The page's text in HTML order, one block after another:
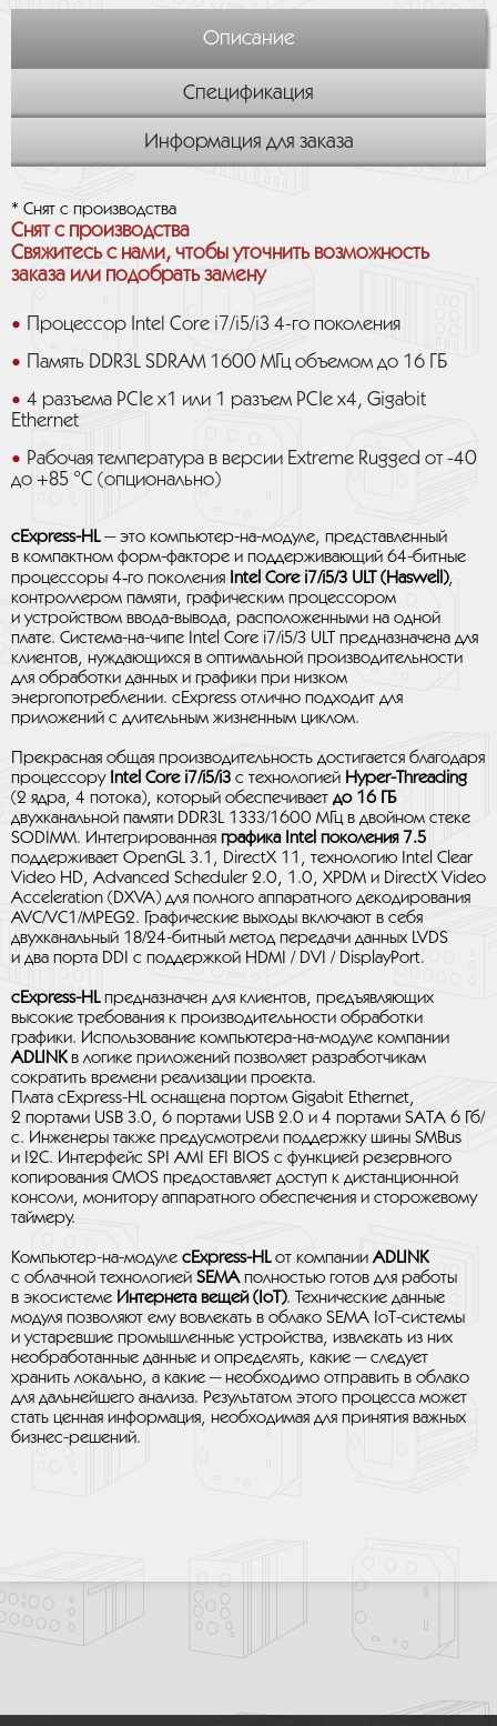
Описание
Спецификация
Информация для заказа
* Снят с производства
Снят с производства
Свяжитесь с нами, чтобы уточнить возможность
заказа или подобрать замену
Процессор Intel Core i7/i5/i3 4-го поколения
Память DDR3L SDRAM 1600 МГц объемом до 16 ГБ
4 разъема PCIe x1 или 1 разъем PCIe x4, Gigabit
Ethernet
Рабочая температура в версии Extreme Rugged от -40
до +85 °C (опционально)
cExpress-HL— это компьютер-на-модуле, представленный
в компактном форм-факторе и поддерживающий 64-битные
процессоры 4‑го поколения Intel Core i7/i5/3 ULT (Haswell),
контроллером памяти, графическим процессором
и устройством ввода-вывода, расположенными на одной
плате. Система-на-чипе Intel Core i7/i5/3 ULT предназначена для
клиентов, нуждающихся в оптимальной производительности
для обработки данных и графики при низком
энергопотреблении. cExpress отлично подходит для
приложений с длительным жизненным циклом.
Прекрасная общая производительность достигается благодаря
процессору Intel Core i7/i5/i3 с технологией Hyper-Threading
(2 ядра, 4 потока), который обеспечивает до 16 ГБ
двухканальной памяти DDR3L 1333/1600 МГц в двойном стеке
SODIMM. Интегрированная графика Intel поколения 7.5
поддерживает OpenGL 3.1, DirectX 11, технологию Intel Clear
Video HD, Advanced Scheduler 2.0, 1.0, XPDM и DirectX Video
Acceleration (DXVA) для полного аппаратного декодирования
AVC/VC1/MPEG2. Графические выходы включают в себя
двухканальный 18/24-битный метод передачи данных LVDS
и два порта DDI с поддержкой HDMI / DVI / DisplayPort.
cExpress-HLпредназначен для клиентов, предъявляющих
высокие требования к производительности обработки
графики. Использование компьютера-на-модуле компании
ADLINKв логике приложений позволяет разработчикам
сократить времени реализации проекта.
Плата cExpress-HL оснащена портом Gigabit Ethernet,
2 портами USB 3.0, 6 портами USB 2.0 и 4 портами SATA 6 Гб/
с. Инженеры также предусмотрели поддержку шины SMBus
и I2C. Интерфейс SPI AMI EFI BIOS с функцией резервного
копирования CMOS предоставляет доступ к дистанционной
консоли, монитору аппаратного обеспечения и сторожевому
таймеру.
Компьютер-на-модуле cExpress-HLот компанииADLINK
с облачной технологией SEMAполностью готов для работы
в экосистеме Интернета вещей (IoT). Технические данные
модуля позволяют ему вовлекать в облако SEMA IoT-системы
и устаревшие промышленные устройства, извлекать из них
необработанные данные и определять, какие — следует
хранить локально, а какие — необходимо отправить в облако
для дальнейшего анализа. Результатом этого процесса может
стать ценная информация, необходимая для принятия важных
бизнес-решений.